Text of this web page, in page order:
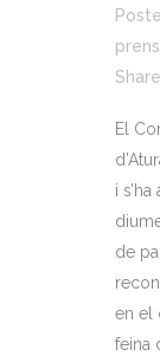
Share
El
i
de
en el
feina